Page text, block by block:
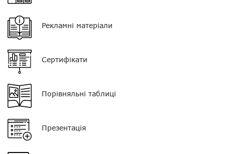
Колір
Тип мікрофона
Роз'єм
Рекламні матеріали
Сертифікати
Порівняльні таблиці
Презентація